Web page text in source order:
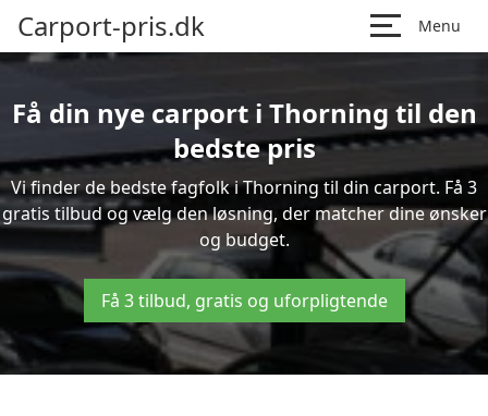
Carport-pris.dk Menu
Få din nye carport i Thorning til den
bedste pris
Vi finder de bedste fagfolk i Thorning til din carport. Få 3
gratis tilbud og vælg den løsning, der matcher dine ønsker
og budget.
Få 3 tilbud, gratis og uforpligtende